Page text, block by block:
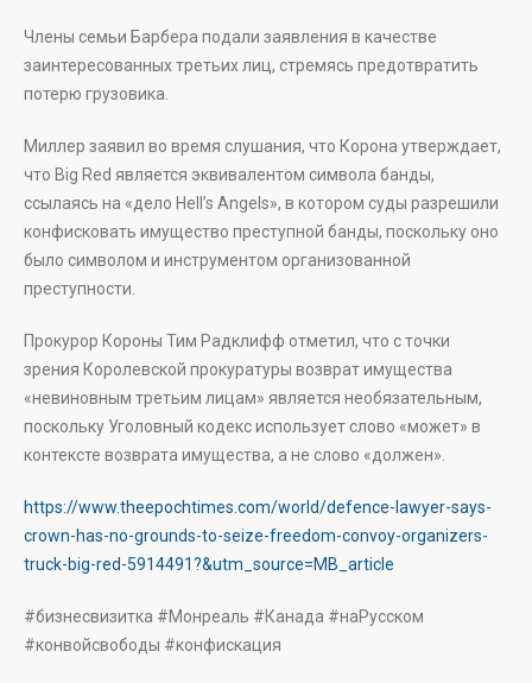
Члены семьи Барбера подали заявления в качестве
заинтересованных третьих лиц, стремясь предотвратить
потерю грузовика.
Миллер заявил во время слушания, что Корона утверждает,
что Big Red является эквивалентом символа банды,
ссылаясь на «дело Hell’s Angels», в котором суды разрешили
конфисковать имущество преступной банды, поскольку оно
было символом и инструментом организованной
преступности.
Прокурор Короны Тим Радклифф отметил, что с точки
зрения Королевской прокуратуры возврат имущества
«невиновным третьим лицам» является необязательным,
поскольку Уголовный кодекс использует слово «может» в
контексте возврата имущества, а не слово «должен».
https://www.theepochtimes.com/world/defence-lawyer-says-
crown-has-no-grounds-to-seize-freedom-convoy-organizers-
truck-big-red-5914491?&utm_source=MB_article
#бизнесвизитка #Монреаль #Канада #наРусском
#конвойсвободы #конфискация